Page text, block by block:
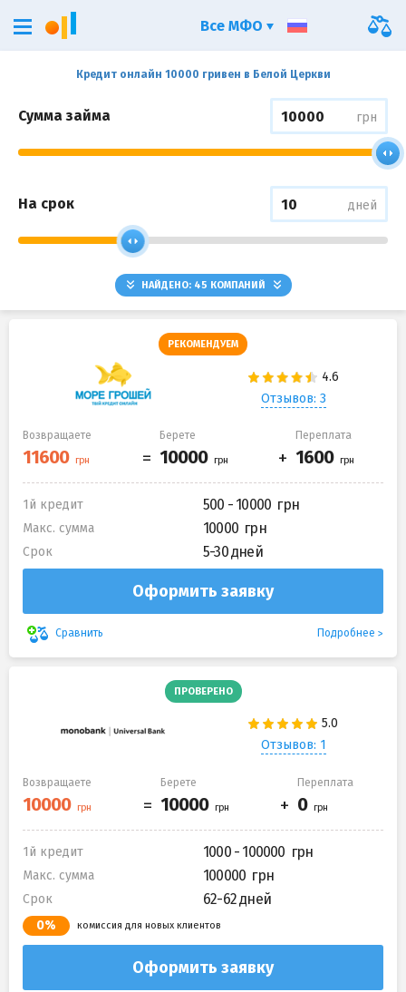
Кредит онлайн 10000 гривен в Белой Церкви
Сумма займа грн
На срок дней
НАЙДЕНО: 45 КОМПАНИЙ
РЕКОМЕНДУЕМ
Отзывов: 3
Возвращаете Берете Переплата
1й кредит 500 - 10000
Макс. сумма 10000
Срок 5-30 дней
Оформить заявку
Сравнить Подробнее
ПРОВЕРЕНО
Отзывов: 1
Возвращаете Берете Переплата
1й кредит 1000 - 100000
Макс. сумма 100000
Срок 62-62 дней
0% комиссия для новых клиентов
Оформить заявку
Все МФО